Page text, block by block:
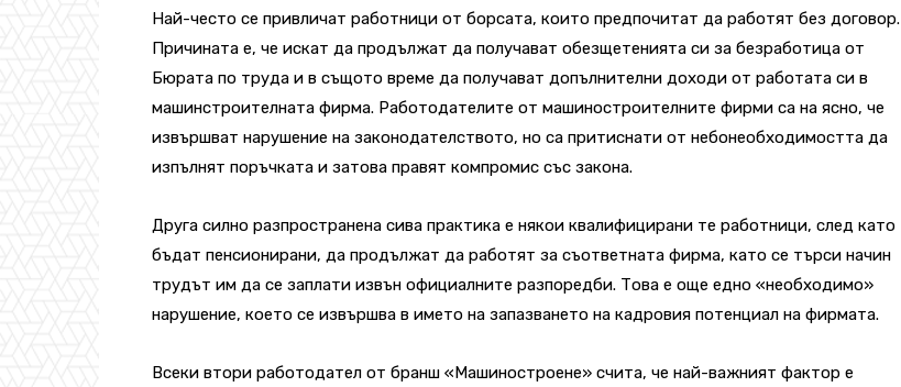
Най-често се привличат работници от борсата, които предпочитат да работят без договор.
Причината е, че искат да продължат да получават обезщетенията си за безработица от
Бюрата по труда и в същото време да получават допълнителни доходи от работата си в
машинстроителната фирма. Работодателите от машиностроителните фирми са на ясно, че
извършват нарушение на законодателството, но са притиснати от небонеобходимостта да
изпълнят поръчката и затова правят компромис със закона.
Друга силно разпространена сива практика е някои квалифицирани те работници, след като
бъдат пенсионирани, да продължат да работят за съответната фирма, като се търси начин
трудът им да се заплати извън официалните разпоредби. Това е още едно «необходимо»
нарушение, което се извършва в името на запазването на кадровия потенциал на фирмата.
Всеки втори работодател от бранш «Машиностроене» счита, че най-важният фактор е